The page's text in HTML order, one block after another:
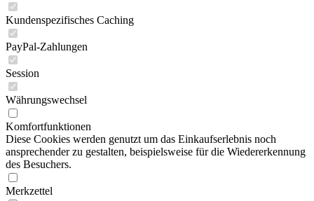
Kundenspezifisches Caching
PayPal-Zahlungen
Session
Währungswechsel
Komfortfunktionen
Diese Cookies werden genutzt um das Einkaufserlebnis noch
ansprechender zu gestalten, beispielsweise für die Wiedererkennung
des Besuchers.
Merkzettel